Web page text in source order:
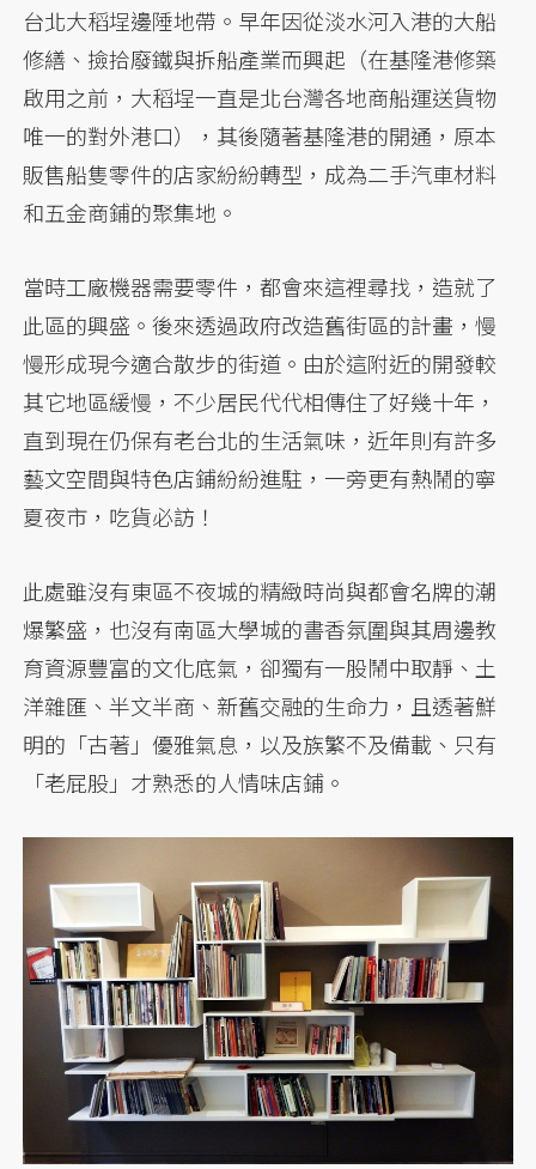
台北大稻埕邊陲地帶。早年因從淡水河入港的大船
修繕、撿拾廢鐵與拆船產業而興起（在基隆港修築
啟用之前，大稻埕一直是北台灣各地商船運送貨物
唯一的對外港口），其後隨著基隆港的開通，原本
販售船隻零件的店家紛紛轉型，成為二手汽車材料
和五金商鋪的聚集地。
當時工廠機器需要零件，都會來這裡尋找，造就了
此區的興盛。後來透過政府改造舊街區的計畫，慢
慢形成現今適合散步的街道。由於這附近的開發較
其它地區緩慢，不少居民代代相傳住了好幾十年，
直到現在仍保有老台北的生活氣味，近年則有許多
藝文空間與特色店鋪紛紛進駐，一旁更有熱鬧的寧
夏夜市，吃貨必訪！
此處雖沒有東區不夜城的精緻時尚與都會名牌的潮
爆繁盛，也沒有南區大學城的書香氛圍與其周邊教
育資源豐富的文化底氣，卻獨有一股鬧中取靜、土
洋雜匯、半文半商、新舊交融的生命力，且透著鮮
明的「古著」優雅氣息，以及族繁不及備載、只有
「老屁股」才熟悉的人情味店鋪。